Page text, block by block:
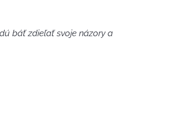
báť zdieľať svoje názory a